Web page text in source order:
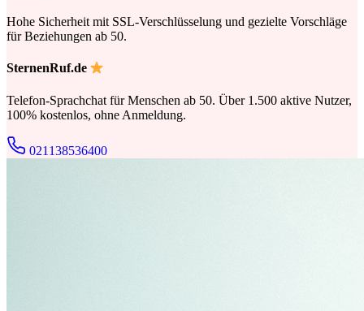
Hohe Sicherheit mit SSL-Verschlüsselung und gezielte Vorschläge
für Beziehungen ab 50.
SternenRuf.de
Telefon-Sprachchat für Menschen ab 50. Über 1.500 aktive Nutzer,
100% kostenlos, ohne Anmeldung.
021138536400